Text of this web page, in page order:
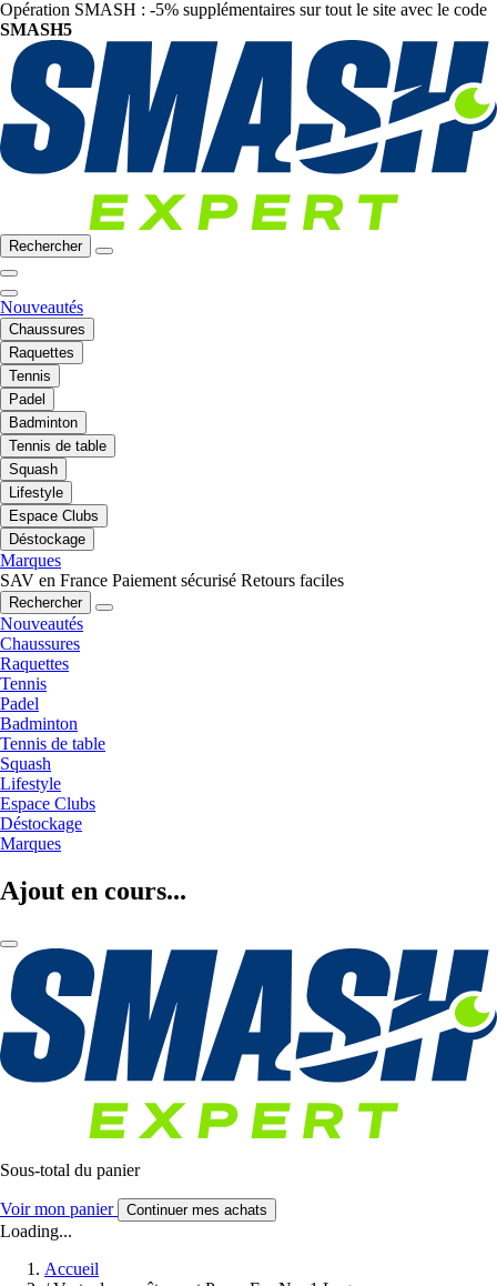
Opération SMASH : -5% supplémentaires sur tout le site avec le code
SMASH5
Rechercher
Nouveautés
Chaussures
Raquettes
Tennis
Padel
Badminton
Tennis de table
Squash
Lifestyle
Espace Clubs
Déstockage
Marques
SAV en France Paiement sécurisé Retours faciles
Rechercher
Nouveautés
Chaussures
Raquettes
Tennis
Padel
Badminton
Tennis de table
Squash
Lifestyle
Espace Clubs
Déstockage
Marques
Ajout en cours...
Sous-total du panier
Voir mon panier Continuer mes achats
Loading...
Accueil